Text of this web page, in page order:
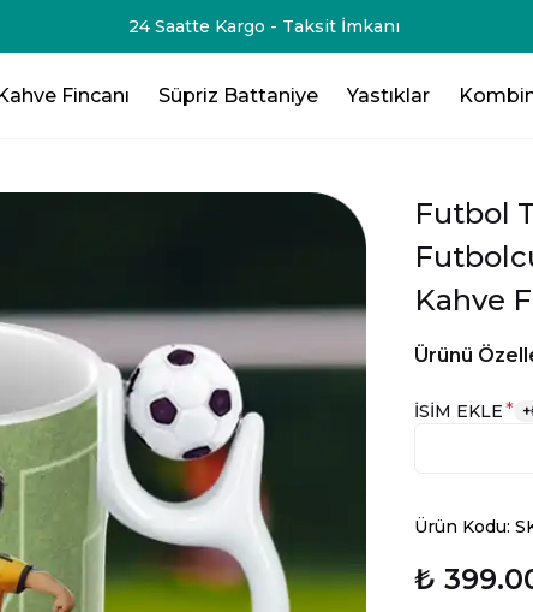
-75₺💸 - 3 Ürün Al - 125₺ 💸- 4 Ürün Al -200₺ 💸- 5 Ürün Al -
Fincanı Süpriz Battaniye Yastıklar
Futbol
Kahve
Ürünü
İSİM EKLE* +
Ürün Kodu:
₺